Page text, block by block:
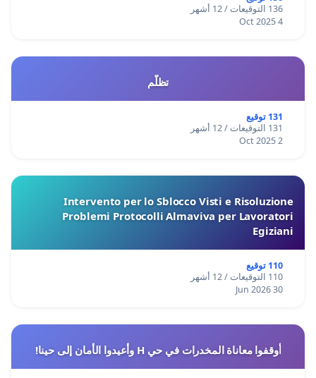
136 التوقيعات / 12 أشهر
4 Oct 2025
تظلّم
131 توقيع
131 التوقيعات / 12 أشهر
2 Oct 2025
Intervento per lo Sblocco Visti e Risoluzione
Problemi Protocolli Almaviva per Lavoratori
Egiziani
110 توقيع
110 التوقيعات / 12 أشهر
30 Jun 2026
أوقفوا معاناة المخدرات في حي H وأعيدوا الأمان إلى حينا!